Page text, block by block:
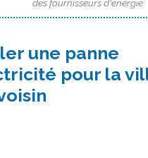
des fournisseurs d'énergie.
une panne
pour la